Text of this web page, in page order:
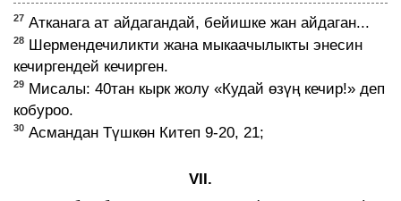
27 Атканага ат айдагандай, бейишке жан айдаган...
28 Шермендечиликти жана мыкаачылыкты энесин
кечиргендей кечирген.
29 Мисалы: 40тан кырк жолу «Кудай өзүң кечир!» деп
кобуроо.
30 Асмандан Түшкөн Китеп 9-20, 21;
VII.